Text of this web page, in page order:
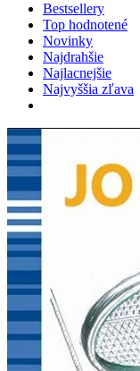
Bestsellery
Top hodnotené
Novinky
Najdrahšie
Najlacnejšie
Najvyššia zľava